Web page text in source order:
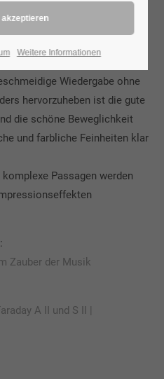
in oder hinter Möbeln
eine sehr natürliche,
Audioplan entwickelte
Wiedergabe ohne
hervorzuheben ist die gute
die schöne Beweglichkeit
und farbliche Feinheiten klar
Passagen werden
Zauber der Musik
A II und S II |
Weitere Informationen